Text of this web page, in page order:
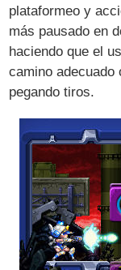
plataformeo y
más pausado en
haciendo que el
camino adecuado
pegando tiros.